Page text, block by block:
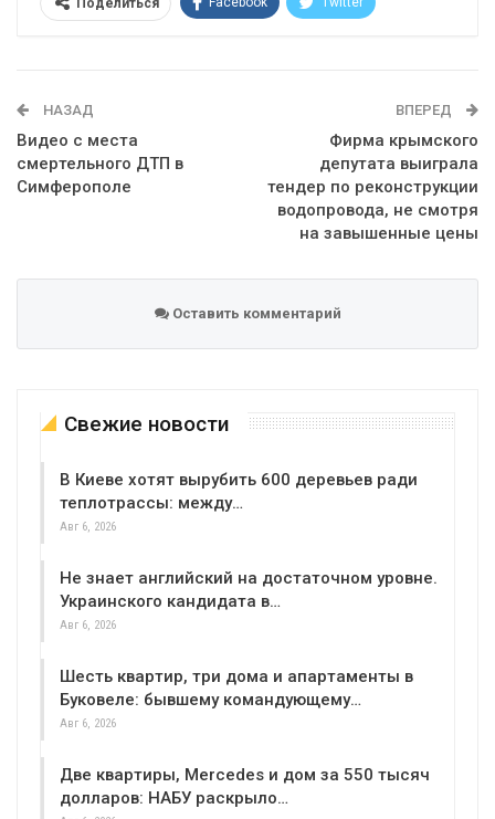
Поделиться
НАЗАД
Видео с места
смертельного ДТП в
Симферополе
ВПЕРЕД
Фирма крымского
депутата выиграла
тендер по реконструкции
водопровода, не смотря
на завышенные цены
Оставить комментарий
Свежие новости
В Киеве хотят вырубить 600 деревьев ради
теплотрассы: между…
Авг 6, 2026
Не знает английский на достаточном уровне.
Украинского кандидата в…
Авг 6, 2026
Шесть квартир, три дома и апартаменты в
Буковеле: бывшему командующему…
Авг 6, 2026
Две квартиры, Mercedes и дом за 550 тысяч
долларов: НАБУ раскрыло…